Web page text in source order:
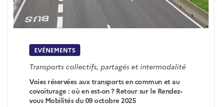
EVÉNEMENTS
Transports collectifs, partagés et intermodalité
Voies réservées aux transports en commun et au
covoiturage : où en est-on ? Retour sur le Rendez-
vous Mobilités du 09 octobre 2025